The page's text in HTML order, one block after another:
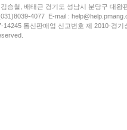
승철, 배태근 경기도 성남시 분당구 대왕
4077 E-mail :
14245 통신판매업 신고번호 제 2010-경